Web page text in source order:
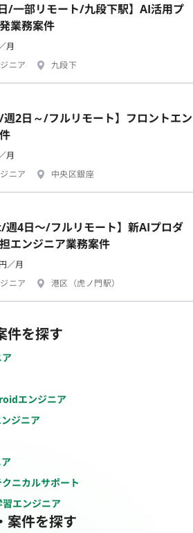
/一部リモート/九段下駅】AI活用プ
業務案件
月
ニア
九段下
週2日～/フルリモート】フロントエン
月
ニア
中央区銀座
週4日〜/フルリモート】新AIプロダ
エンジニア業務案件
円／月
ニア
港区（虎ノ門駅）
件を探す
エンジニア
ジニア
ニカルサポート
エンジニア
案件を探す